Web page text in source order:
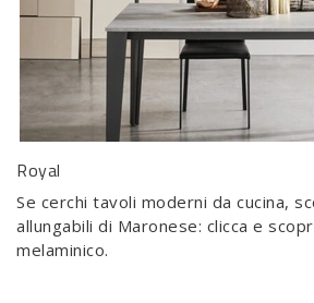
Royal
Se cerchi tavoli moderni da cucina,
allungabili di Maronese: clicca e
melaminico.